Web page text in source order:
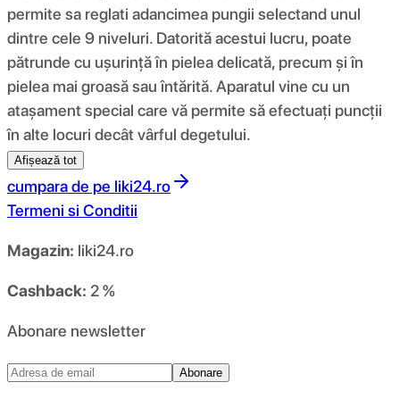
permite sa reglati adancimea pungii selectand unul
dintre cele 9 niveluri. Datorită acestui lucru, poate
pătrunde cu ușurință în pielea delicată, precum și în
pielea mai groasă sau întărită. Aparatul vine cu un
atașament special care vă permite să efectuați puncții
în alte locuri decât vârful degetului.
Afișează tot
cumpara de pe liki24.ro
Termeni si Conditii
Magazin: liki24.ro
Cashback: 2 %
Abonare newsletter
Abonare